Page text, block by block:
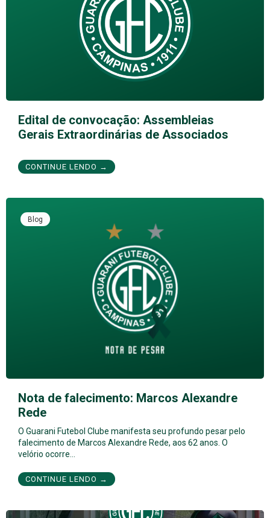
Edital de convocação: Assembleias
Gerais Extraordinárias de Associados
CONTINUE LENDO →
Blog
Nota de falecimento: Marcos Alexandre
Rede
O Guarani Futebol Clube manifesta seu profundo pesar pelo
falecimento de Marcos Alexandre Rede, aos 62 anos. O
velório ocorre…
CONTINUE LENDO →